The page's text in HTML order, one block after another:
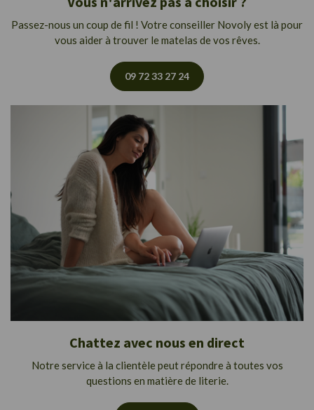
Passez-nous un coup de fil ! Votre conseiller Novoly est là pour
vous aider à trouver le matelas de vos rêves.
09 72 33 27 24
Chattez avec nous en direct
Notre service à la clientèle peut répondre à toutes vos
questions en matière de literie.